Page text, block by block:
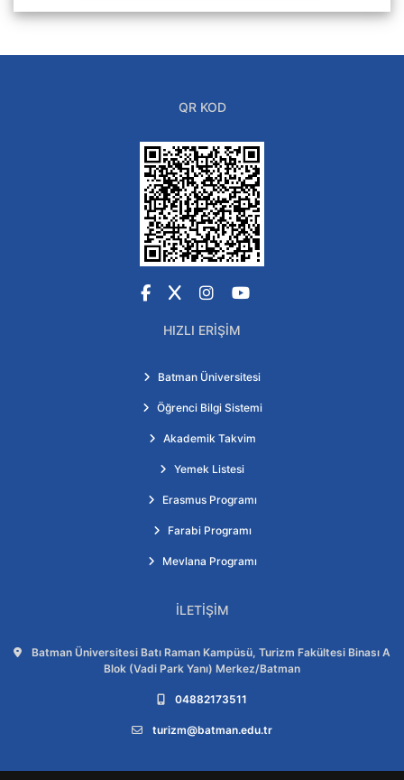
QR KOD
Facebook
X Instagram
YouTube
HIZLI ERIŞIM
Batman Üniversitesi
Öğrenci Bilgi Sistemi
Akademik Takvim
Yemek Listesi
Erasmus Programı
Farabi Programı
Mevlana Programı
İLETIŞIM
Adres:
Batman Üniversitesi Batı Raman Kampüsü, Turizm Fakültesi Binası A
Blok (Vadi Park Yanı) Merkez/Batman
Telefon:
04882173511
E-posta:
turizm@batman.edu.tr